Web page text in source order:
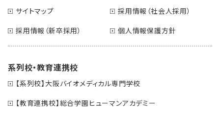
サイトマップ
採用情報（社会人採用）
採用情報（新卒採用）
個人情報保護方針
系列校・教育連携校
【系列校】大阪バイオメディカル専門学校
【教育連携校】総合学園ヒューマンアカデミー